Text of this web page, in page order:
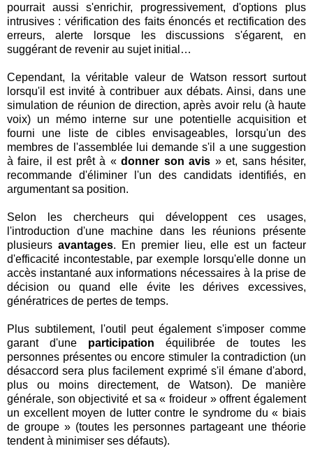
pourrait aussi s'enrichir, progressivement, d'options plus
intrusives : vérification des faits énoncés et rectification des
erreurs, alerte lorsque les discussions s'égarent, en
suggérant de revenir au sujet initial…
Cependant, la véritable valeur de Watson ressort surtout
lorsqu'il est invité à contribuer aux débats. Ainsi, dans une
simulation de réunion de direction, après avoir relu (à haute
voix) un mémo interne sur une potentielle acquisition et
fourni une liste de cibles envisageables, lorsqu'un des
membres de l'assemblée lui demande s'il a une suggestion
à faire, il est prêt à «donner son avis » et, sans hésiter,
recommande d'éliminer l'un des candidats identifiés, en
argumentant sa position.
Selon les chercheurs qui développent ces usages,
l'introduction d'une machine dans les réunions présente
plusieurs avantages. En premier lieu, elle est un facteur
d'efficacité incontestable, par exemple lorsqu'elle donne un
accès instantané aux informations nécessaires à la prise de
décision ou quand elle évite les dérives excessives,
génératrices de pertes de temps.
Plus subtilement, l'outil peut également s'imposer comme
garant d'une participation équilibrée de toutes les
personnes présentes ou encore stimuler la contradiction (un
désaccord sera plus facilement exprimé s'il émane d'abord,
plus ou moins directement, de Watson). De manière
générale, son objectivité et sa « froideur » offrent également
un excellent moyen de lutter contre le syndrome du « biais
de groupe » (toutes les personnes partageant une théorie
tendent à minimiser ses défauts).